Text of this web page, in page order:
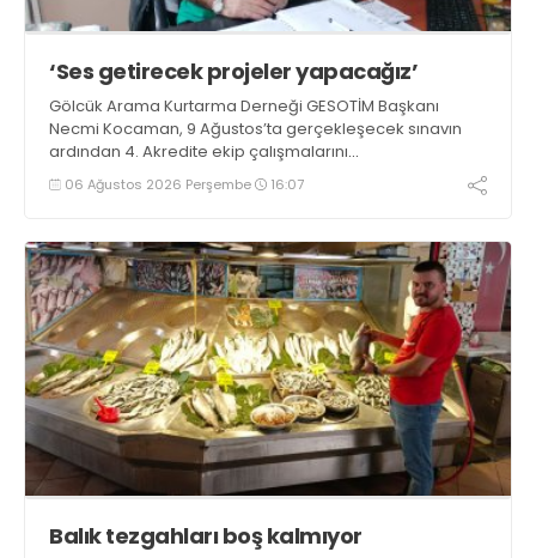
‘Ses getirecek projeler yapacağız’
Gölcük Arama Kurtarma Derneği GESOTİM Başkanı
Necmi Kocaman, 9 Ağustos’ta gerçekleşecek sınavın
ardından 4. Akredite ekip çalışmalarını
tamamlayacaklarını ifade ederek açıklamalarda
bulundu. Kocaman, “Gölcük’te ve Kocaeli genelinde ses
06 Ağustos 2026 Perşembe 16:07
Balık tezgahları boş kalmıyor